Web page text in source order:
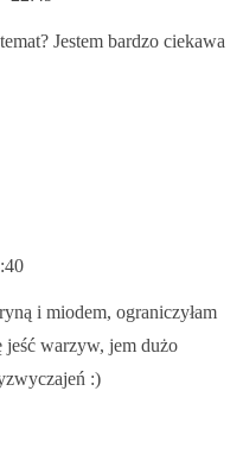
Jestem bardzo ciekawa
i miodem, ograniczyłam
jeść warzyw, jem dużo
:)